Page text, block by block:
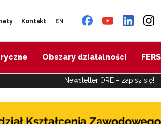
Kontakt EN
Obszary działalności FERS
Newsletter ORE – zapisz się!